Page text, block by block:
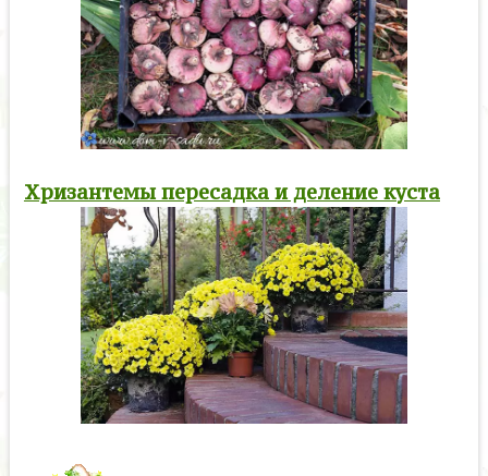
Хризантемы пересадка и деление куста